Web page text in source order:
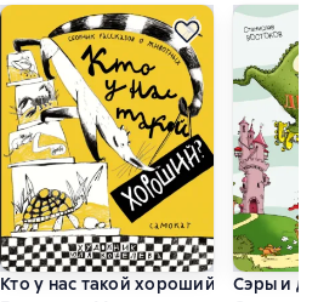
Кто у нас такой хороший?
Сэры и